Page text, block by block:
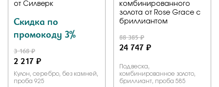
от Силверк
Скидка по
промокоду 3%
3 168 ₽
2 217 ₽
Кулон, серебро, без камней,
проба 925
комбинированного
золота от Rose Grace с
бриллиантом
88 385 ₽
24 747 ₽
Подвеска,
комбинированное золото,
бриллиант, проба 585